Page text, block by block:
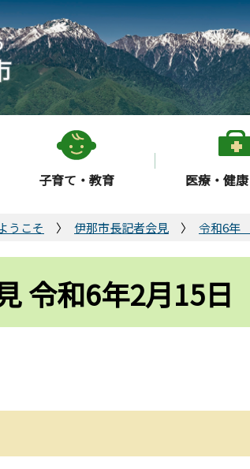
子育て・教育 医療・健
うこそ 伊那市長記者会見 令和6年
令和6年2月15日